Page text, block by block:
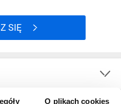
O plikach cookies
SIĘ